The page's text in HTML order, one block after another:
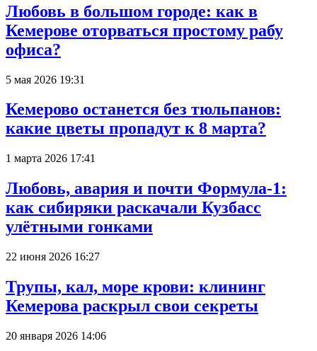
Любовь в большом городе: как в
Кемерове оторваться простому рабу
офиса?
5 мая 2026 19:31
Кемерово останется без тюльпанов:
какие цветы пропадут к 8 марта?
1 марта 2026 17:41
Любовь, авария и почти Формула-1:
как сибиряки раскачали Кузбасс
улётными гонками
22 июня 2026 16:27
Трупы, кал, море крови: клининг
Кемерова раскрыл свои секреты
20 января 2026 14:06